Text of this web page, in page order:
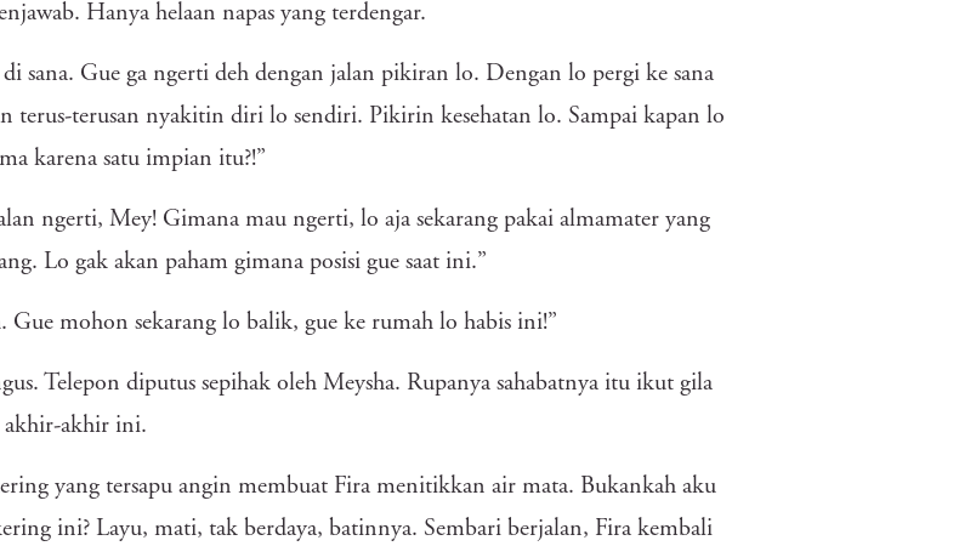
Hanya helaan napas yang terdengar.
di sana. Gue ga ngerti deh dengan jalan pikiran lo. Dengan lo pergi ke sana
terus-terusan nyakitin diri lo sendiri. Pikirin kesehatan lo. Sampai kapan lo
karena satu impian itu?!”
ngerti, Mey! Gimana mau ngerti, lo aja sekarang pakai almamater yang
Lo gak akan paham gimana posisi gue saat ini.”
Gue mohon sekarang lo balik, gue ke rumah lo habis ini!”
Telepon diputus sepihak oleh Meysha. Rupanya sahabatnya itu ikut gila
akhir-akhir ini.
yang tersapu angin membuat Fira menitikkan air mata. Bukankah aku
ini? Layu, mati, tak berdaya, batinnya. Sembari berjalan, Fira kembali